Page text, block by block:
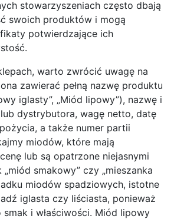
stowarzyszeniach często dbają
swoich produktów i mogą
potwierdzające ich
warto zwrócić uwagę na
zawierać pełną nazwę produktu
iglasty”, „Miód lipowy”), nazwę i
dystrybutora, wagę netto, datę
a także numer partii
miodów, które mają
lub są opatrzone niejasnymi
smakowy” czy „mieszanka
miodów spadziowych, istotne
iglasta czy liściasta, ponieważ
smak i właściwości. Miód lipowy